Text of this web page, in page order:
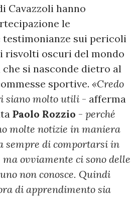
Cavazzoli hanno
le
sui pericoli
risvolti oscuri del mondo
si nasconde dietro al
sportive. «Credo
siano molto utili - afferma
Paolo Rozzio - perché
molte notizie in maniera
sempre di comportarsi in
ovviamente ci sono delle
non conosce. Quindi
di apprendimento sia